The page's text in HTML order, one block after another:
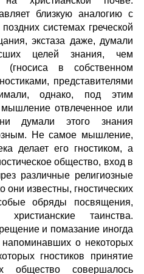
близкую аналогию с
системах греческой
экстаза даже, думали
целей знания, чем
(гносиса в собственном
представителями
однако, под этим
отвлеченное или
думали этого знания
Не самое мышление,
делает его гностиком, а
общество, вход в
различные религиозные
они известны, гностических
обряды посвящения,
таинства.
и помазание иногда
о некоторых
гностиков принятие
общество совершалось